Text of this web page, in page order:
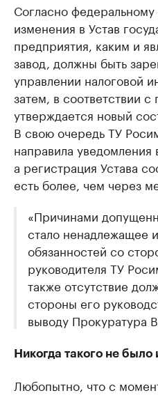
Согласно федеральному
изменения в Устав
предприятия, каким и
завод, должны быть
управлении налоговой
затем, в соответствии
утверждается новый
В свою очередь ТУ
направила
а регистрация Устава
есть более, чем через
«Причинами
стало ненадлежащее
обязанностей со
руководителя ТУ
также отсутствие
стороны его
выводу Прокуратура
Никогда такого не было
Любопытно, что с